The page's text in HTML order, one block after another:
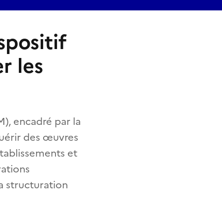
les
encadré par la
des œuvres
et
structuration